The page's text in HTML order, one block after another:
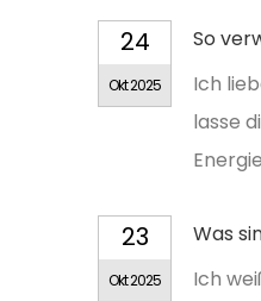
24
Okt 2025
So
Ich
lasse
23
Okt 2025
Was
Ich